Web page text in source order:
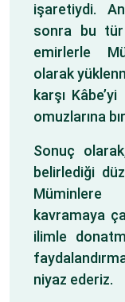
işaretiydi.
sonra bu tür
emirlerle
olarak
karşı
omuzlarına
Sonuç
belirlediği
kavramaya
ilimle
niyaz ederiz.